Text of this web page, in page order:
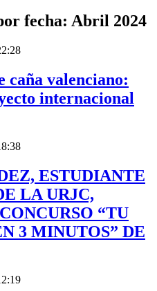
fecha: Abril 2024
caña valenciano:
internacional
ESTUDIANTE
LA URJC,
“TU
3 MINUTOS” DE